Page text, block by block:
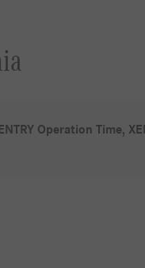
Operation Time,